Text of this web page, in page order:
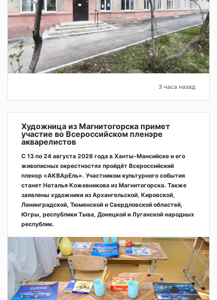
3 часа назад
Художница из Магнитогорска примет
участие во Всероссийском пленэре
акварелистов
С 13 по 24 августа 2026 года в Ханты-Мансийске и его
живописных окрестностях пройдёт Всероссийский
пленэр «АКВАрЕль». Участником культурного события
станет Наталья Кожевникова из Магнитогорска. Также
заявлены художники из Архангельской, Кировской,
Ленинградской, Тюменской и Свердловской областей,
Югры, республики Тыва, Донецкой и Луганской народных
республик.